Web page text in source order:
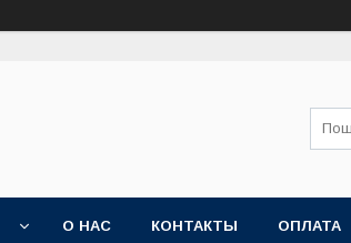
О НАС КОНТАКТЫ ОПЛАТА